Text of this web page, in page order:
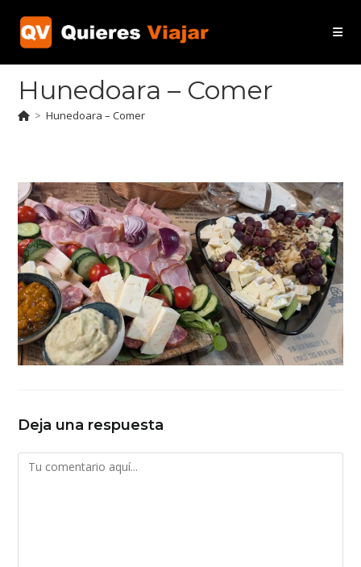
contenido
Hunedoara – Comer
> Hunedoara – Comer
Deja una respuesta
Comentario